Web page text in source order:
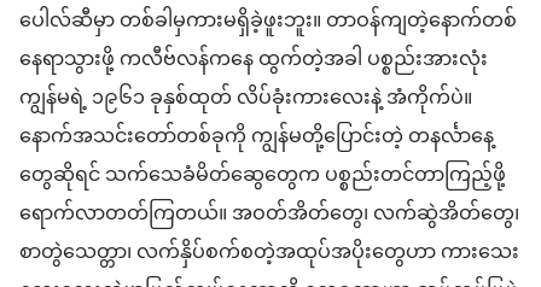
ပေါလ်​ဆီ​မှာ တစ်ခါ​မှ​ကား​မရှိခဲ့ဖူးဘူး။ တာဝန်ကျ​တဲ့​နောက်​တစ်​
နေရာ​သွားဖို့ က​လီဗ်​လ​န်​ကနေ ထွက်​တဲ့​အခါ ပစ္စည်း​အားလုံး
ကျွန်မ​ရဲ့ ၁၉၆၁ ခုနှစ်​ထုတ် လိပ်​ခုံး​ကား​လေး​နဲ့ အံကိုက်​ပဲ။
နောက်​အသင်းတော်​တစ်ခု​ကို ကျွန်မ​တို့​ပြောင်း​တဲ့ တနင်္လာ​နေ့​
တွေ​ဆိုရင် သက်သေခံ​မိတ်ဆွေ​တွေ​က ပစ္စည်း​တင်​တာ​ကြည့်​ဖို့
ရောက်လာ​တတ်ကြ​တယ်။ အဝတ်​အိတ်တွေ၊ လက်ဆွဲအိတ်​တွေ၊
စာ​တွဲ​သေတ္တာ၊ လက်နှိပ်စက်​စတဲ့​အထုပ်အပိုး​တွေ​ဟာ ကား​သေး